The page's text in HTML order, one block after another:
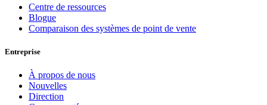
Centre de ressources
Blogue
Comparaison des systèmes de point de vente
Entreprise
À propos de nous
Nouvelles
Direction